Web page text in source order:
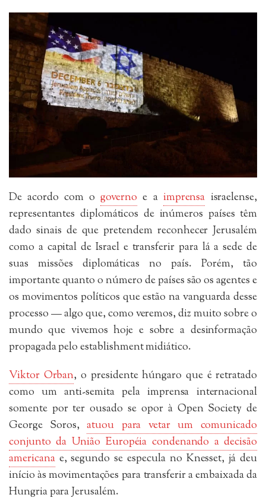
De acordo com ogoverno e a imprensa israelense,
representantes diplomáticos de inúmeros países têm
dado sinais de que pretendem reconhecer Jerusalém
como a capital de Israel e transferir para lá a sede de
suas missões diplomáticas no país. Porém, tão
importante quanto o número de países são os agentes e
os movimentos políticos que estão na vanguarda desse
processo — algo que, como veremos, diz muito sobre o
mundo que vivemos hoje e sobre a desinformação
propagada pelo establishment midiático.
Viktor Orban, o presidente húngaro que é retratado
como um anti-semita pela imprensa internacional
somente por ter ousado se opor à Open Society de
George Soros,atuou para vetar um comunicado
conjunto da União Européia condenando a decisão
americanae, segundo se especula no Knesset, já deu
início às movimentações para transferir a embaixada da
Hungria para Jerusalém.